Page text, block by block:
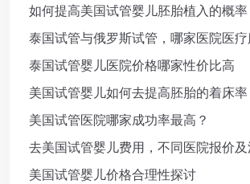
如何提高美国试管婴儿胚胎植入的概率
泰国试管与俄罗斯试管，哪家医院医疗
泰国试管婴儿医院价格哪家性价比高
美国试管婴儿如何去提高胚胎的着床率
美国试管医院哪家成功率最高？
去美国试管婴儿费用，不同医院报价
美国试管婴儿价格合理性探讨